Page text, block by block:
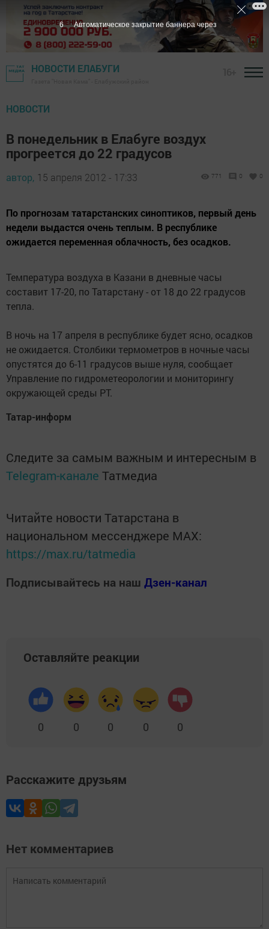
НОВОСТИ ЕЛАБУГИ
НОВОСТИ
В понедельник в Елабуге воздух
прогреется до 22 градусов
автор, 15 апреля 2012 - 17:33 771 0 0
По прогнозам татарстанских синоптиков, первый день
недели выдастся очень теплым. В республике
ожидается переменная облачность, без осадков.
Температура воздуха в Казани в дневные часы
составит 17-20, по Татарстану - от 18 до 22 градусов
тепла.
В ночь на 17 апреля в республике будет ясно, осадков
не ожидается. Столбики термометров в ночные часы
опустятся до 6-11 градусов выше нуля, сообщает
Управление по гидрометеорологии и мониторингу
окружающей среды РТ.
Татар-информ
Следите за самым важным и интересным в
Telegram-канале Татмедиа
Читайте новости Татарстана в
национальном мессенджере MАХ:
https://max.ru/tatmedia
Подписывайтесь на наш Дзен-канал
Оставляйте реакции
0 0 0 0 0
Расскажите друзьям
Нет комментариев
5 Автоматическое закрытие баннера через